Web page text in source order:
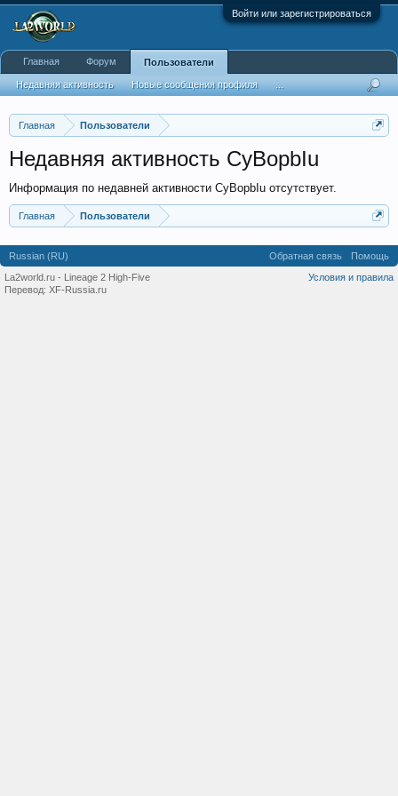
Войти или зарегистрироваться
Главная Пользователи
Недавняя активность СyBopbIu
Информация по недавней активности СyBopbIu отсутствует.
Главная Пользователи
Главная Форум Пользователи
Недавняя активность Новые сообщения профиля
Russian (RU) Обратная связь
Помощь
Условия и правила
La2world.ru - Lineage 2 High-Five
Перевод: XF-Russia.ru